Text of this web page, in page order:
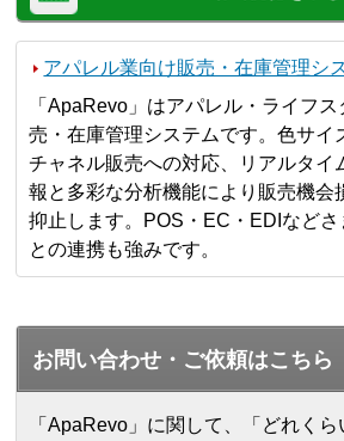
アパレル業向け販売・在庫管理シ
「ApaRevo」はアパレル・ライフ
売・在庫管理システムです。色サイ
チャネル販売への対応、リアルタイ
報と多彩な分析機能により販売機会
抑止します。POS・EC・EDIなどさ
との連携も強みです。
お問い合わせ・ご依頼はこちら
「ApaRevo」に関して、「どれく